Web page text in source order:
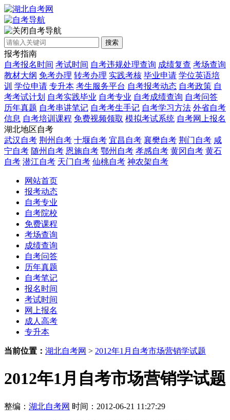
自考导航
搜索
报考指南
自考报名时间 考试时间 自考违规处理查询 成绩复查 考场查询
教材大纲 免考办理 转考办理 实践考核 毕业申请 学位英语培
训 学位申请 专升本 考生服务平台 自考报考动态 自考政策 自
考考试计划 自考实践毕业 自考专业 自考成绩查询 自考问答
历年真题 自考串讲笔记 自考考生手记 自考学习方法 外省自考
信息 自考培训课程 免费视频领取 模拟考试系统 自考网上报名
湖北地区自考
武汉自考 荆州自考 十堰自考 宜昌自考 襄樊自考 荆门自考 咸
宁自考 随州自考 恩施自考 鄂州自考 孝感自考 黄冈自考 黄石
自考 潜江自考 天门自考 仙桃自考 神农架自考
网站首页
报考动态
自考专业
自考院校
免费课程
考场查询
成绩查询
自考问答
历年真题
自考笔记
报名时间
考试时间
网上报名
成人高考
专升本
当前位置： 湖北自考网 > 2012年1月自考市场营销学试题
2012年1月自考市场营销学试题
整编： 湖北自考网 时间：2012-06-21 11:27:29